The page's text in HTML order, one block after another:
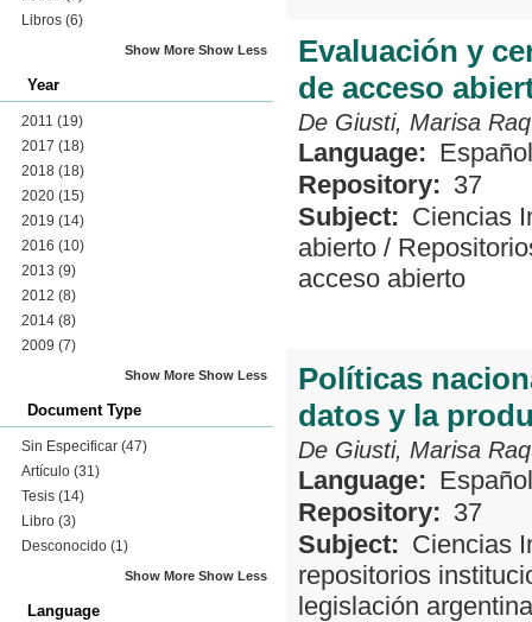
Libros (6)
Show More Show Less
Year
2011 (19)
2017 (18)
2018 (18)
2020 (15)
2019 (14)
2016 (10)
2013 (9)
2012 (8)
2014 (8)
2009 (7)
Show More Show Less
Document Type
Sin Especificar (47)
Artículo (31)
Tesis (14)
Libro (3)
Desconocido (1)
Show More Show Less
Language
Evaluación y
de acceso
De Giusti, Marisa
Language: Español
Repository: 37
Subject: Ciencias
abierto /
acceso abierto
Políticas
datos y la
De Giusti, Marisa
Language: Español
Repository: 37
Subject: Ciencias
repositorios
legislación argentina